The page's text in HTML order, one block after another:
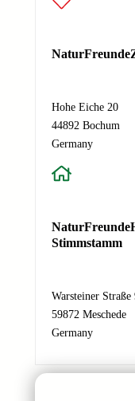
a
N
a
c
r
h
-
M
a
l
Absenden
Hohe Eiche 20
44892 Bochum
Germany
Stimmstamm
Warsteiner Straße
59872 Meschede
Germany